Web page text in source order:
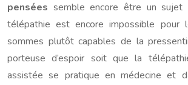
pensées semble encore être un
télépathie est encore impossible pour
sommes plutôt capables de la
porteuse d’espoir soit que la
assistée se pratique en médecine et